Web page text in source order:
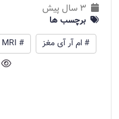
3 سال پیش
برچسب ها
# ام آر آی مغز
# Brain MRI